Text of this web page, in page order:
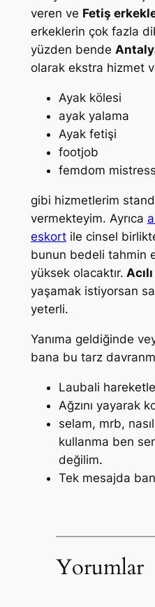
veren ve Fetiş
erkeklerin çok fazla
yüzden bende
olarak ekstra hizmet
Ayak kölesi
ayak yalama
Ayak fetişi
footjob
femdom mistress
gibi hizmetlerim
vermekteyim. Ayrıca
eskortile cinsel
bunun bedeli tahmin
yüksek olacaktır.
yaşamak istiyorsan
yeterli.
Yanıma geldiğinde
bana bu tarz
Laubali
Ağzını yayarak
selam, mrb,
kullanma ben
değilim.
Tek mesajda
Yorumlar